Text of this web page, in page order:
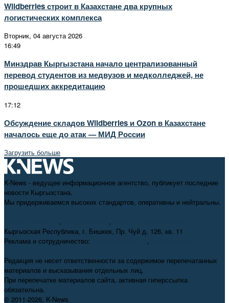
Wildberries строит в Казахстане два крупных
логистических комплекса
Вторник, 04 августа 2026
16:49
Минздрав Кыргызстана начало централизованный
перевод студентов из медвузов и медколледжей, не
прошедших аккредитацию
17:12
Обсуждение складов Wildberries и Ozon в Казахстане
началось еще до атак — МИД России
Загрузить больше
K-News - ведущее информационное агентство, публикует последние
новости Кыргызстана.
Мы придерживаемся высоких стандартов, оперативны и нейтральны.
, ,
Кыргызская Республика, г. Бишкек, Пр. Чуй д. 126, кв. 11
Реклама и сотрудничество:
,
Редакция не несет ответственности за содержимое перепечатанных
материалов и высказывания отдельных лиц.
При перепечатке материалов сайта, активная гиперссылка
обязательна.
© 2011-2026, K-News